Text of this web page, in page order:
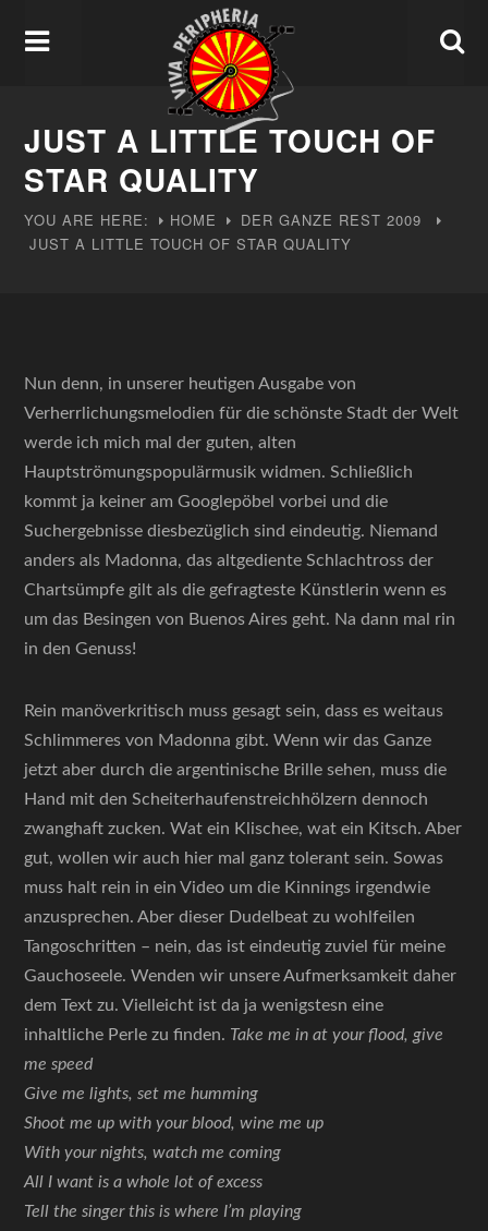
JUST A LITTLE TOUCH OF
STAR QUALITY
YOU ARE HERE: HOME DER GANZE REST 2009
JUST A LITTLE TOUCH OF STAR QUALITY
Nun denn, in unserer heutigen Ausgabe von
Verherrlichungsmelodien für die schönste Stadt der Welt
werde ich mich mal der guten, alten
Hauptströmungspopulärmusik widmen. Schließlich
kommt ja keiner am Googlepöbel vorbei und die
Suchergebnisse diesbezüglich sind eindeutig. Niemand
anders als Madonna, das altgediente Schlachtross der
Chartsümpfe gilt als die gefragteste Künstlerin wenn es
um das Besingen von Buenos Aires geht. Na dann mal rin
in den Genuss!
Rein manöverkritisch muss gesagt sein, dass es weitaus
Schlimmeres von Madonna gibt. Wenn wir das Ganze
jetzt aber durch die argentinische Brille sehen, muss die
Hand mit den Scheiterhaufenstreichhölzern dennoch
zwanghaft zucken. Wat ein Klischee, wat ein Kitsch. Aber
gut, wollen wir auch hier mal ganz tolerant sein. Sowas
muss halt rein in ein Video um die Kinnings irgendwie
anzusprechen. Aber dieser Dudelbeat zu wohlfeilen
Tangoschritten – nein, das ist eindeutig zuviel für meine
Gauchoseele. Wenden wir unsere Aufmerksamkeit daher
dem Text zu. Vielleicht ist da ja wenigstesn eine
inhaltliche Perle zu finden. Take me in at your flood, give
me speed
Give me lights, set me humming
Shoot me up with your blood, wine me up
With your nights, watch me coming
All I want is a whole lot of excess
Tell the singer this is where I’m playing